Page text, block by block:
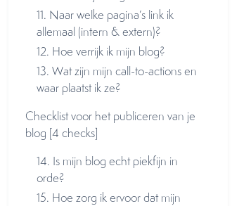
11. Naar welke pagina’s link ik
allemaal (intern & extern)?
12. Hoe verrijk ik mijn blog?
13. Wat zijn mijn call-to-actions en
waar plaatst ik ze?
Checklist voor het publiceren van je
blog [4 checks]
14. Is mijn blog echt piekfijn in
orde?
15. Hoe zorg ik ervoor dat mijn